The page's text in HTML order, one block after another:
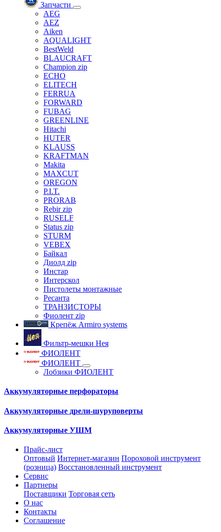
Запчасти
AEG
AEZ
Aiken
AQUALIGHT
BestWeld
BLAUCRAFT
Champion zip
ECHO
ELITECH
FERRUA
FORWARD
FUBAG
GREENLINE
Hitachi
HUTER
KLAUSS
KRAFTMAN
Makita
MAXCUT
OREGON
P.I.T.
PRORAB
Rebir zip
RUSELF
Status zip
STURM
VEBEX
Байкал
Диолд zip
Инстар
Интерскол
Пистолеты монтажные
Ресанта
ТРАНЗИСТОРЫ
Фиолент zip
Крепёж Armiro systems
Фильтр-мешки Нея
ФИОЛЕНТ
ФИОЛЕНТ
Лобзики ФИОЛЕНТ
Аккумуляторные перфораторы
Аккумуляторные дрели-шуруповерты
Аккумуляторные УШМ
Прайс-лист
Оптовый Интернет-магазин Пороховой инструмент
(розница) Восстановленный инструмент
Сервис
Партнеры
Поставщики Торговая сеть
О нас
Контакты
Соглашение